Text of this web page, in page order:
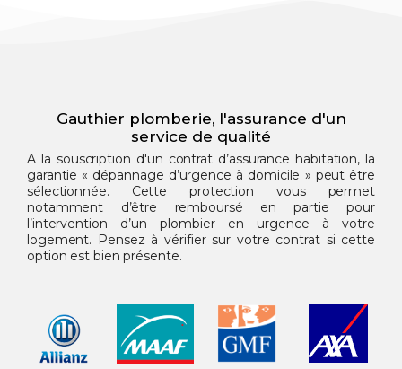
Gauthier plomberie, l'assurance d'un
service de qualité
A la souscription d'un contrat d’assurance habitation, la
garantie « dépannage d’urgence à domicile » peut être
sélectionnée. Cette protection vous permet
notamment d’être remboursé en partie pour
l’intervention d’un plombier en urgence à votre
logement. Pensez à vérifier sur votre contrat si cette
option est bien présente.